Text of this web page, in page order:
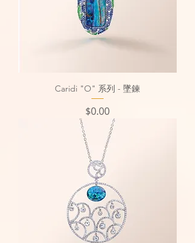
Caridi "O" 系列 - 墜鍊
價格
$0.00